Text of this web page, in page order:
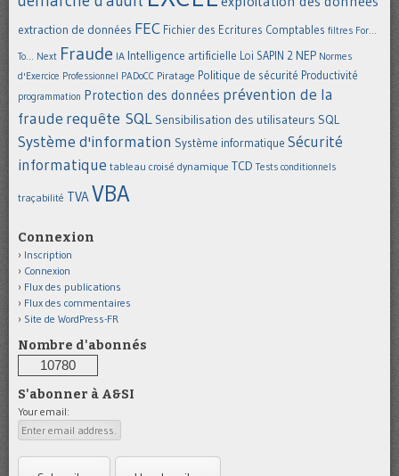
extraction de données FEC Fichier des Ecritures Comptables filtres For...
To... Next Fraude IA Intelligence artificielle Loi SAPIN 2 NEP Normes
d'Exercice Professionnel PADoCC Piratage Politique de sécurité Productivité
programmation Protection des données prévention de la
fraude requête SQL Sensibilisation des utilisateurs SQL
Système d'information Système informatique Sécurité
informatique tableau croisé dynamique TCD Tests conditionnels
traçabilité TVAVBA
Connexion
Inscription
Connexion
Flux des publications
Flux des commentaires
Site de WordPress-FR
Nombre d'abonnés
10780
S'abonner à A&SI
Your email: